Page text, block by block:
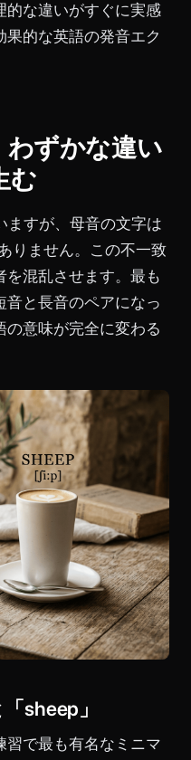
的な違いがすぐに実感
的な英語の発音エク
わずかな違い
む
ますが、母音の文字は
りません。この不一致
を混乱させます。最も
音と長音のペアになっ
の意味が完全に変わる
sheep」
習で最も有名なミニマ